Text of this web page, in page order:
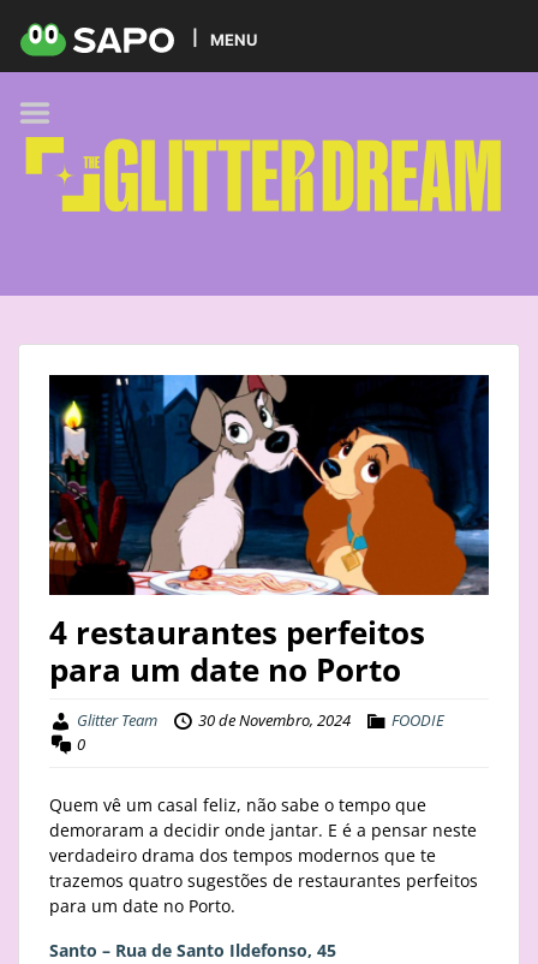
MENU
4 restaurantes perfeitos
para um date no Porto
Glitter Team 30 de Novembro, 2024
FOODIE
0
Quem vê um casal feliz, não sabe o tempo que
demoraram a decidir onde jantar. E é a pensar neste
verdadeiro drama dos tempos modernos que te
trazemos quatro sugestões de restaurantes perfeitos
para um date no Porto.
Santo – Rua de Santo Ildefonso, 45
HOME
PODCAST
GLITTER BRANDS
KIDS
TREND
BEAUTY
PETS
MUSIC
STAY
BUSINESS
ABOUT